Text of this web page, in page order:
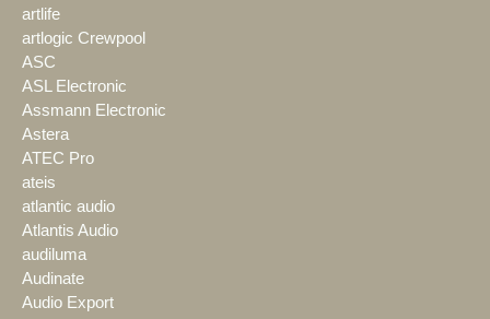
artlife
artlogic Crewpool
ASC
ASL Electronic
Assmann Electronic
Astera
ATEC Pro
ateis
atlantic audio
Atlantis Audio
audiluma
Audinate
Audio Export